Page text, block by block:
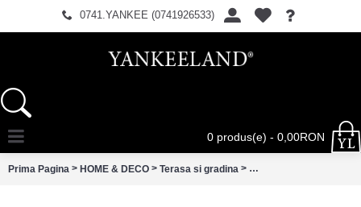
0741.YANKEE (0741926533)
0 produs(e) - 0,00RON
Prima Pagina > HOME & DECO > Terasa si gradina > Ghiveci ceramic decor